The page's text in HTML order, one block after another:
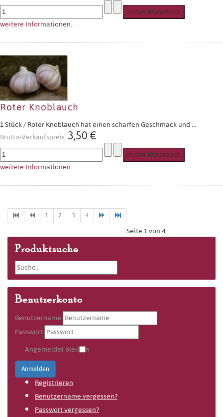
weitere Informationen..
Roter Knoblauch
1 Stück / Roter Knoblauch hat einen scharfen Geschmack und ...
Brutto-Verkaufspreis:3,50 €
weitere Informationen..
1 2 3 4
Seite 1 von 4
Produktsuche
Benutzerkonto
Benutzername
Passwort
Angemeldet bleiben
Anmelden
Registrieren
Benutzername vergessen?
Passwort vergessen?